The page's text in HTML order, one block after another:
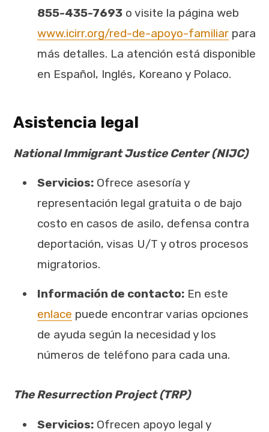
855-435-7693 o visite la página web
www.icirr.org/red-de-apoyo-familiar para
más detalles. La atención está disponible
en Español, Inglés, Koreano y Polaco.
Asistencia legal
National Immigrant Justice Center (NIJC)
Servicios: Ofrece asesoría y
representación legal gratuita o de bajo
costo en casos de asilo, defensa contra
deportación, visas U/T y otros procesos
migratorios.
Información de contacto: En este
enlace puede encontrar varias opciones
de ayuda según la necesidad y los
números de teléfono para cada una.
The Resurrection Project (TRP)
Servicios: Ofrecen apoyo legal y